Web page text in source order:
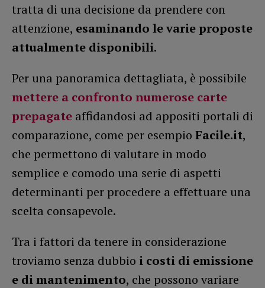
tratta di una decisione da prendere con
attenzione, esaminando le varie proposte
attualmente disponibili.
Per una panoramica dettagliata, è possibile
mettere a confronto numerose carte
prepagate affidandosi ad appositi portali di
comparazione, come per esempio Facile.it,
che permettono di valutare in modo
semplice e comodo una serie di aspetti
determinanti per procedere a effettuare una
scelta consapevole.
Tra i fattori da tenere in considerazione
troviamo senza dubbio i costi di emissione
e di mantenimento, che possono variare